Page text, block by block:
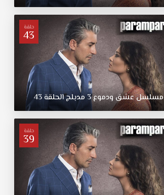
حلقة
43
مسلسلعشقودموع3 مدبلجالحلقة43
حلقة
39